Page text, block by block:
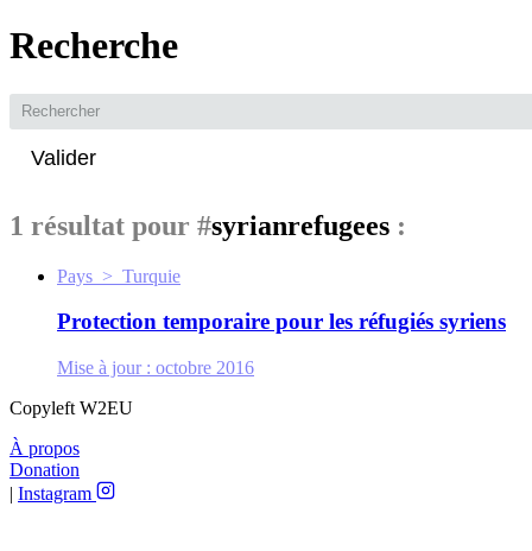
Recherche
Valider
1 résultat pour #syrianrefugees :
Pays > Turquie
Protection temporaire pour les réfugiés syriens
Mise à jour : octobre 2016
Copyleft W2EU
À propos
Donation
| Instagram